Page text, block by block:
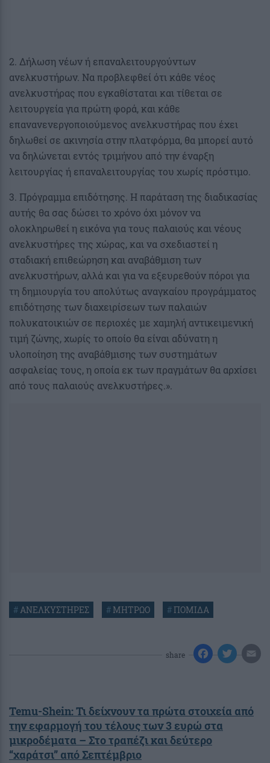
2. Δήλωση νέων ή επαναλειτουργούντων
ανελκυστήρων. Να προβλεφθεί ότι κάθε νέος
ανελκυστήρας που εγκαθίσταται και τίθεται σε
λειτουργεία για πρώτη φορά, και κάθε
επανανενεργοποιούμενος ανελκυστήρας που έχει
δηλωθεί σε ακινησία στην πλατφόρμα, θα μπορεί αυτό
να δηλώνεται εντός τριμήνου από την έναρξη
λειτουργίας ή επαναλειτουργίας του χωρίς πρόστιμο.
3. Πρόγραμμα επιδότησης. Η παράταση της διαδικασίας
αυτής θα σας δώσει το χρόνο όχι μόνον να
ολοκληρωθεί η εικόνα για τους παλαιούς και νέους
ανελκυστήρες της χώρας, και να σχεδιαστεί η
σταδιακή επιθεώρηση και αναβάθμιση των
ανελκυστήρων, αλλά και για να εξευρεθούν πόροι για
τη δημιουργία του απολύτως αναγκαίου προγράμματος
επιδότησης των διαχειρίσεων των παλαιών
πολυκατοικιών σε περιοχές με χαμηλή αντικειμενική
τιμή ζώνης, χωρίς το οποίο θα είναι αδύνατη η
υλοποίηση της αναβάθμισης των συστημάτων
ασφαλείας τους, η οποία εκ των πραγμάτων θα αρχίσει
από τους παλαιούς ανελκυστήρες.».
#ΑΝΕΛΚΥΣΤΗΡΕΣ # ΜΗΤΡΩΟ #ΠΟΜΙΔΑ
share
Temu-Shein: Τι δείχνουν τα πρώτα στοιχεία από
την εφαρμογή του τέλους των 3 ευρώ στα
μικροδέματα – Στο τραπέζι και δεύτερο
“χαράτσι” από Σεπτέμβριο